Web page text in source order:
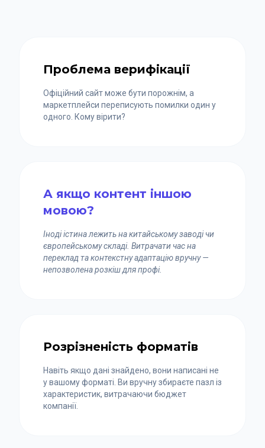
Проблема верифікації
Офіційний сайт може бути порожнім, а
маркетплейси переписують помилки один у
одного. Кому вірити?
А якщо контент іншою
мовою?
Іноді істина лежить на китайському заводі чи
європейському складі. Витрачати час на
переклад та контекстну адаптацію вручну —
непозволена розкіш для профі.
Розрізненість форматів
Навіть якщо дані знайдено, вони написані не
у вашому форматі. Ви вручну збираєте пазл із
характеристик, витрачаючи бюджет
компанії.